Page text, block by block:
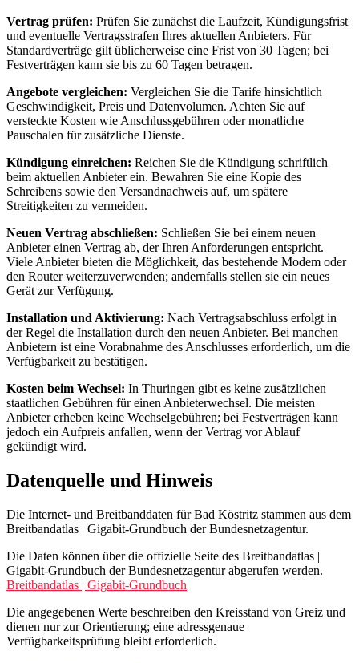
Vertrag prüfen: Prüfen Sie zunächst die Laufzeit, Kündigungsfrist
und eventuelle Vertragsstrafen Ihres aktuellen Anbieters. Für
Standardverträge gilt üblicherweise eine Frist von 30 Tagen; bei
Festverträgen kann sie bis zu 60 Tagen betragen.
Angebote vergleichen: Vergleichen Sie die Tarife hinsichtlich
Geschwindigkeit, Preis und Datenvolumen. Achten Sie auf
versteckte Kosten wie Anschlussgebühren oder monatliche
Pauschalen für zusätzliche Dienste.
Kündigung einreichen: Reichen Sie die Kündigung schriftlich
beim aktuellen Anbieter ein. Bewahren Sie eine Kopie des
Schreibens sowie den Versandnachweis auf, um spätere
Streitigkeiten zu vermeiden.
Neuen Vertrag abschließen: Schließen Sie bei einem neuen
Anbieter einen Vertrag ab, der Ihren Anforderungen entspricht.
Viele Anbieter bieten die Möglichkeit, das bestehende Modem oder
den Router weiterzuverwenden; andernfalls stellen sie ein neues
Gerät zur Verfügung.
Installation und Aktivierung: Nach Vertragsabschluss erfolgt in
der Regel die Installation durch den neuen Anbieter. Bei manchen
Anbietern ist eine Vorabnahme des Anschlusses erforderlich, um die
Verfügbarkeit zu bestätigen.
Kosten beim Wechsel: In Thuringen gibt es keine zusätzlichen
staatlichen Gebühren für einen Anbieterwechsel. Die meisten
Anbieter erheben keine Wechselgebühren; bei Festverträgen kann
jedoch ein Aufpreis anfallen, wenn der Vertrag vor Ablauf
gekündigt wird.
Datenquelle und Hinweis
Die Internet- und Breitbanddaten für Bad Köstritz stammen aus dem
Breitbandatlas | Gigabit-Grundbuch der Bundesnetzagentur.
Die Daten können über die offizielle Seite des Breitbandatlas |
Gigabit-Grundbuch der Bundesnetzagentur abgerufen werden.
Breitbandatlas | Gigabit-Grundbuch
Die angegebenen Werte beschreiben den Kreisstand von Greiz und
dienen nur zur Orientierung; eine adressgenaue
Verfügbarkeitsprüfung bleibt erforderlich.